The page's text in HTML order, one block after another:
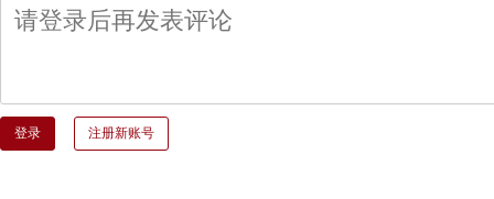
登录 注册新账号